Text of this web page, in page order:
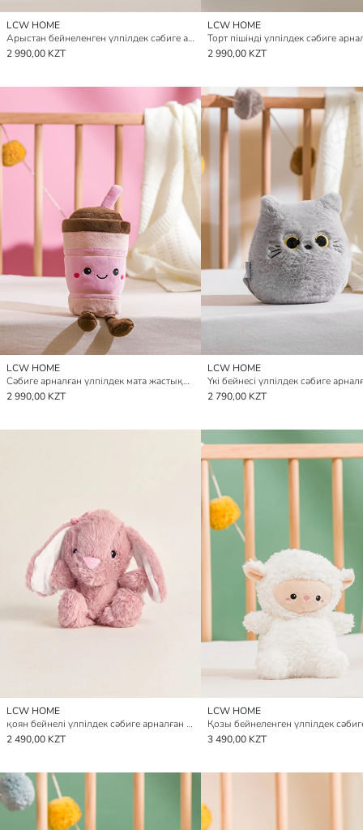
LCW HOME
Арыстан бейнеленген үлпілдек сәбиге арналған жастықша 15 см
2 990,00 KZT
LCW HOME
2 990,00 KZT
LCW HOME
Сәбиге арналған үлпілдек мата жастықша 24 см
2 990,00 KZT
LCW HOME
2 790,00 KZT
LCW HOME
қоян бейнелі үлпілдек сәбиге арналған жастықша 23 см
2 490,00 KZT
LCW HOME
3 490,00 KZT